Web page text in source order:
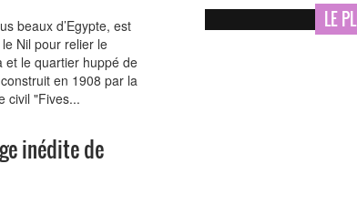
beaux d’Egypte, est
Nil pour relier le
et le quartier huppé de
en 1908 par la
civil "Fives...
inédite de
LE